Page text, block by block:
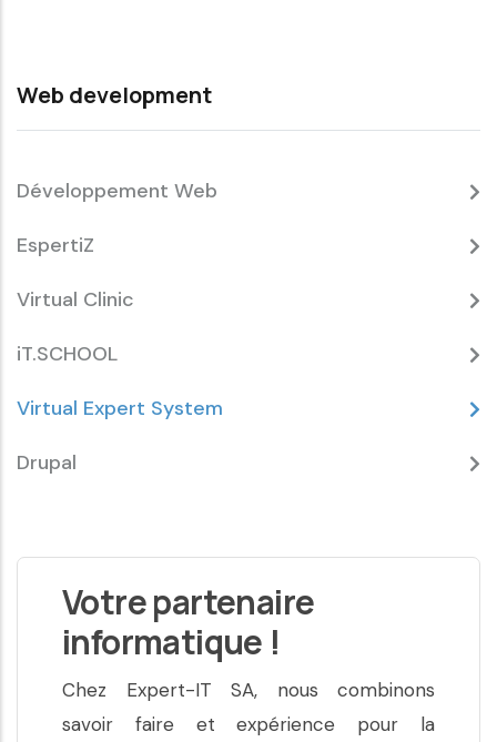
Web development
Développement Web
EspertiZ
Virtual Clinic
iT.SCHOOL
Virtual Expert System
Drupal
Votre partenaire
informatique !
Chez Expert-IT SA, nous combinons
savoir faire et expérience pour la